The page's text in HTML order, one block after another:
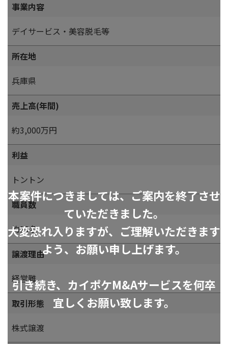
本案件につきましては、ご案内を終了させ
ていただきました。
大変恐れ入りますが、ご理解いただきます
よう、お願い申し上げます。
引き続き、カイポケM&Aサービスを何卒
宜しくお願い致します。
事業内容
デイサービス・美容脱毛等
所在地
兵庫県
売上高(年間)
約3,000万円
利益
トントン
職員数
約10名
譲渡理由
経営難
取引形態
株式譲渡